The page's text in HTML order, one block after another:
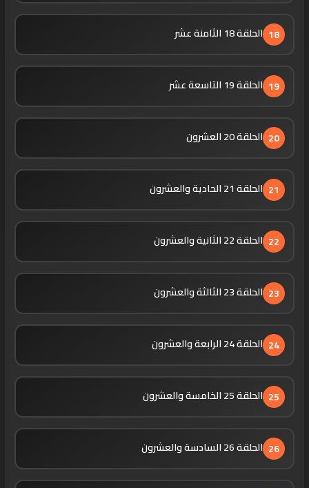
18 الحلقة 18 الثامنة عشر
19 الحلقة 19 التاسعة عشر
20 الحلقة 20 العشرون
21 الحلقة 21 الحادية والعشرون
22 الحلقة 22 الثانية والعشرون
23 الحلقة 23 الثالثة والعشرون
24 الحلقة 24 الرابعة والعشرون
25 الحلقة 25 الخامسة والعشرون
26 الحلقة 26 السادسة والعشرون